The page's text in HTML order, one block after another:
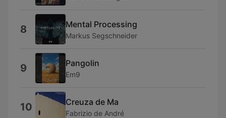
8 Mental Processing
Markus Segschneider
9 Pangolin
Em9
10 Creuza de Ma
Fabrizio de André